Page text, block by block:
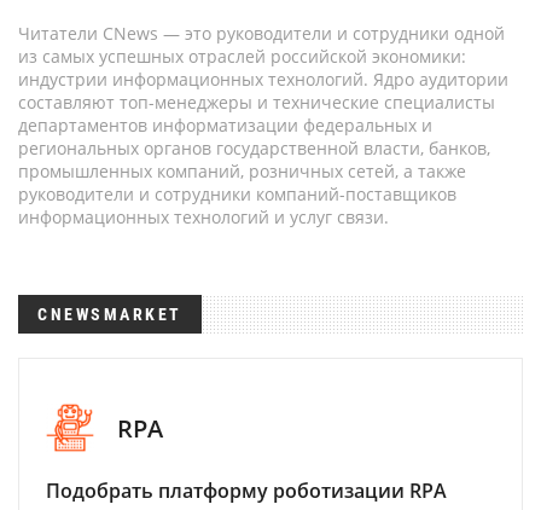
Читатели CNews — это руководители и сотрудники одной
из самых успешных отраслей российской экономики:
индустрии информационных технологий. Ядро аудитории
составляют топ-менеджеры и технические специалисты
департаментов информатизации федеральных и
региональных органов государственной власти, банков,
промышленных компаний, розничных сетей, а также
руководители и сотрудники компаний-поставщиков
информационных технологий и услуг связи.
CNEWSMARKET
RPA
Подобрать платформу роботизации RPA